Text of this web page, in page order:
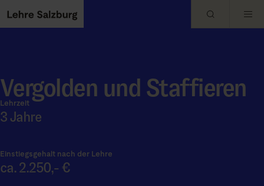
Skip to main content
Vergolden und Staffieren
Lehrzeit
3 Jahre
Einstiegsgehalt nach der Lehre
ca. 2.250,- €